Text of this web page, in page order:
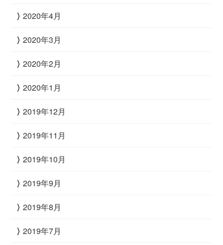
2020年4月
2020年3月
2020年2月
2020年1月
2019年12月
2019年11月
2019年10月
2019年9月
2019年8月
2019年7月